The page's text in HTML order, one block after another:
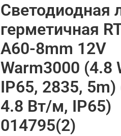
Светодиодная
герметичная
A60-8mm 12V
Warm3000 (4.8
IP65, 2835,
4.8 Вт/м, IP65)
014795(2)